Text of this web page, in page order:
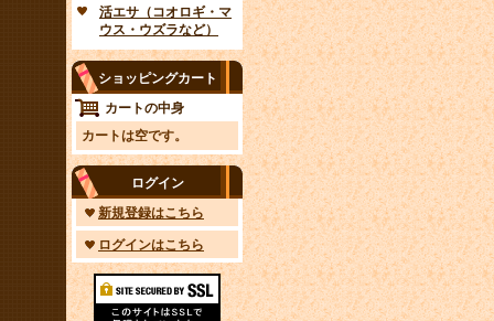
活エサ（コオロギ・マ
ウス・ウズラなど）
ショッピングカート
カートの中身
カートは空です。
ログイン
新規登録はこちら
ログインはこちら